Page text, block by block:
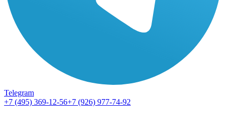
Telegram
+7 (495) 369-12-56+7 (926) 977-74-92